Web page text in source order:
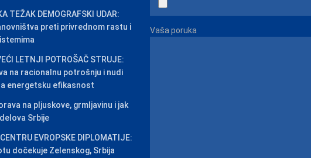
TEŽAK DEMOGRAFSKI UDAR:
preti privrednom rastu i
LETNJI POTROŠAČ STRUJE:
na racionalnu potrošnju i nudi
energetsku efikasnost
na pljuskove, grmljavinu i jak
Srbije
CENTRU EVROPSKE DIPLOMATIJE:
dočekuje Zelenskog, Srbija
Vaša poruka